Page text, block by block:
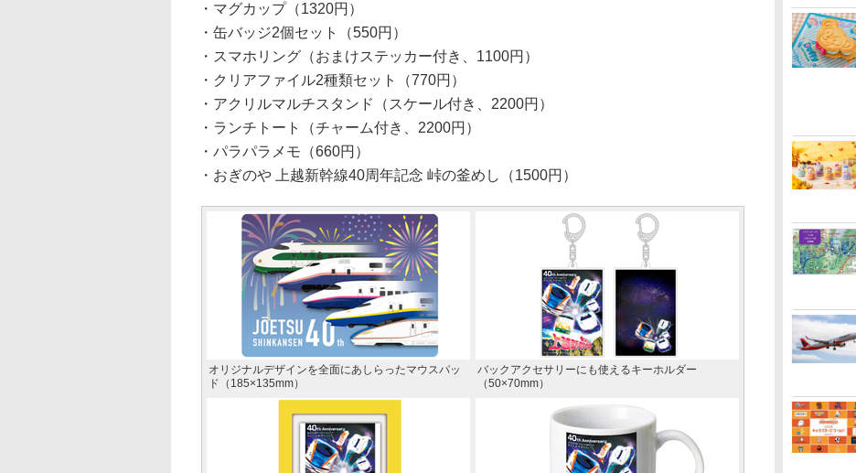
・マグカップ（1320円）
・缶バッジ2個セット（550円）
・スマホリング（おまけステッカー付き、1100円）
・クリアファイル2種類セット（770円）
・アクリルマルチスタンド（スケール付き、2200円）
・ランチトート（チャーム付き、2200円）
・パラパラメモ（660円）
・おぎのや 上越新幹線40周年記念 峠の釜めし（1500円）
オリジナルデザインを全面にあしらったマウスパッ
ド（185×135mm）
バックアクセサリーにも使えるキーホルダー
（50×70mm）